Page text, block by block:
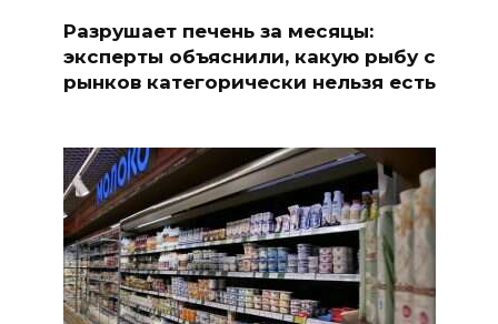
Разрушает печень за месяцы:
эксперты объяснили, какую рыбу с
рынков категорически нельзя есть